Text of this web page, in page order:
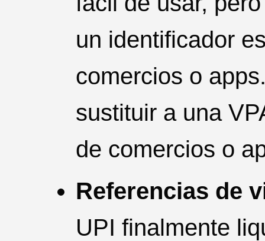
un identificador
comercios o
sustituir a una
de comercios o
Referencias de
UPI finalmente